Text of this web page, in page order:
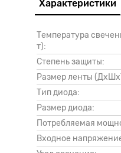
Характеристики
Температура
т):
Степень защиты:
Размер ленты
Тип диода:
Размер диода:
Потребляемая
Входное